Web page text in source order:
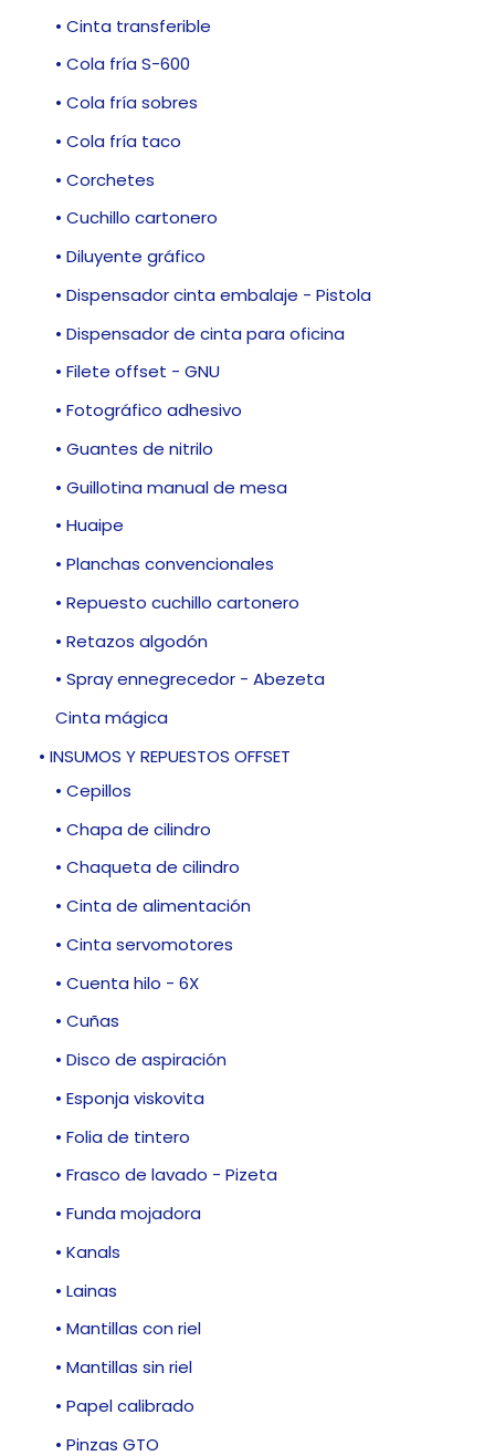
• Cinta transferible
• Cola fría S-600
• Cola fría sobres
• Cola fría taco
• Corchetes
• Cuchillo cartonero
• Diluyente gráfico
• Dispensador cinta embalaje - Pistola
• Dispensador de cinta para oficina
• Filete offset - GNU
• Fotográfico adhesivo
• Guantes de nitrilo
• Guillotina manual de mesa
• Huaipe
• Planchas convencionales
• Repuesto cuchillo cartonero
• Retazos algodón
• Spray ennegrecedor - Abezeta
Cinta mágica
• INSUMOS Y REPUESTOS OFFSET
• Cepillos
• Chapa de cilindro
• Chaqueta de cilindro
• Cinta de alimentación
• Cinta servomotores
• Cuenta hilo - 6X
• Cuñas
• Disco de aspiración
• Esponja viskovita
• Folia de tintero
• Frasco de lavado - Pizeta
• Funda mojadora
• Kanals
• Lainas
• Mantillas con riel
• Mantillas sin riel
• Papel calibrado
• Pinzas GTO